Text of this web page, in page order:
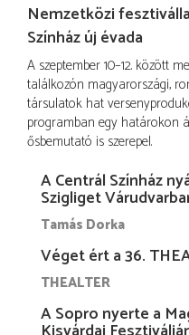
Nemzetközi
Színház új évada
A szeptember 10–12. között
találkozón magyarországi,
társulatok hat
programban egy határokon
ősbemutató is szerepel.
A Centrál Színház
Szigliget
Tamás Dorka
Véget ért a 36.
THEALTER
A Sopro nyerte a